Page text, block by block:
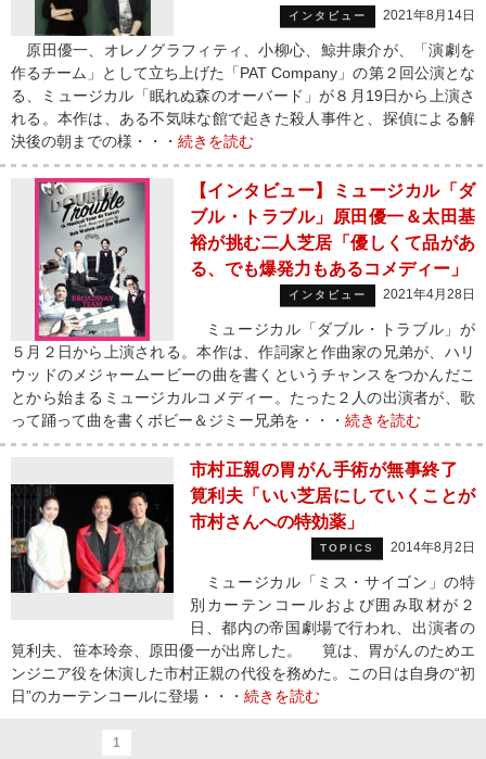
インタビュー 2021年8月14日
原田優一、オレノグラフィティ、小柳心、鯨井康介が、「演劇を
作るチーム」として立ち上げた「PAT Company」の第２回公演とな
る、ミュージカル「眠れぬ森のオーバード」が８月19日から上演さ
れる。本作は、ある不気味な館で起きた殺人事件と、探偵による解
決後の朝までの様・・・ 続きを読む
【インタビュー】ミュージカル「ダ
ブル・トラブル」原田優一＆太田基
裕が挑む二人芝居「優しくて品があ
る、でも爆発力もあるコメディー」
インタビュー 2021年4月28日
ミュージカル「ダブル・トラブル」が
５月２日から上演される。本作は、作詞家と作曲家の兄弟が、ハリ
ウッドのメジャームービーの曲を書くというチャンスをつかんだこ
とから始まるミュージカルコメディー。たった２人の出演者が、歌
って踊って曲を書くボビー＆ジミー兄弟を・・・ 続きを読む
市村正親の胃がん手術が無事終了
筧利夫「いい芝居にしていくことが
市村さんへの特効薬」
TOPICS 2014年8月2日
ミュージカル「ミス・サイゴン」の特
別カーテンコールおよび囲み取材が２
日、都内の帝国劇場で行われ、出演者の
筧利夫、笹本玲奈、原田優一が出席した。 筧は、胃がんのためエ
ンジニア役を休演した市村正親の代役を務めた。この日は自身の“初
日”のカーテンコールに登場・・・ 続きを読む
1